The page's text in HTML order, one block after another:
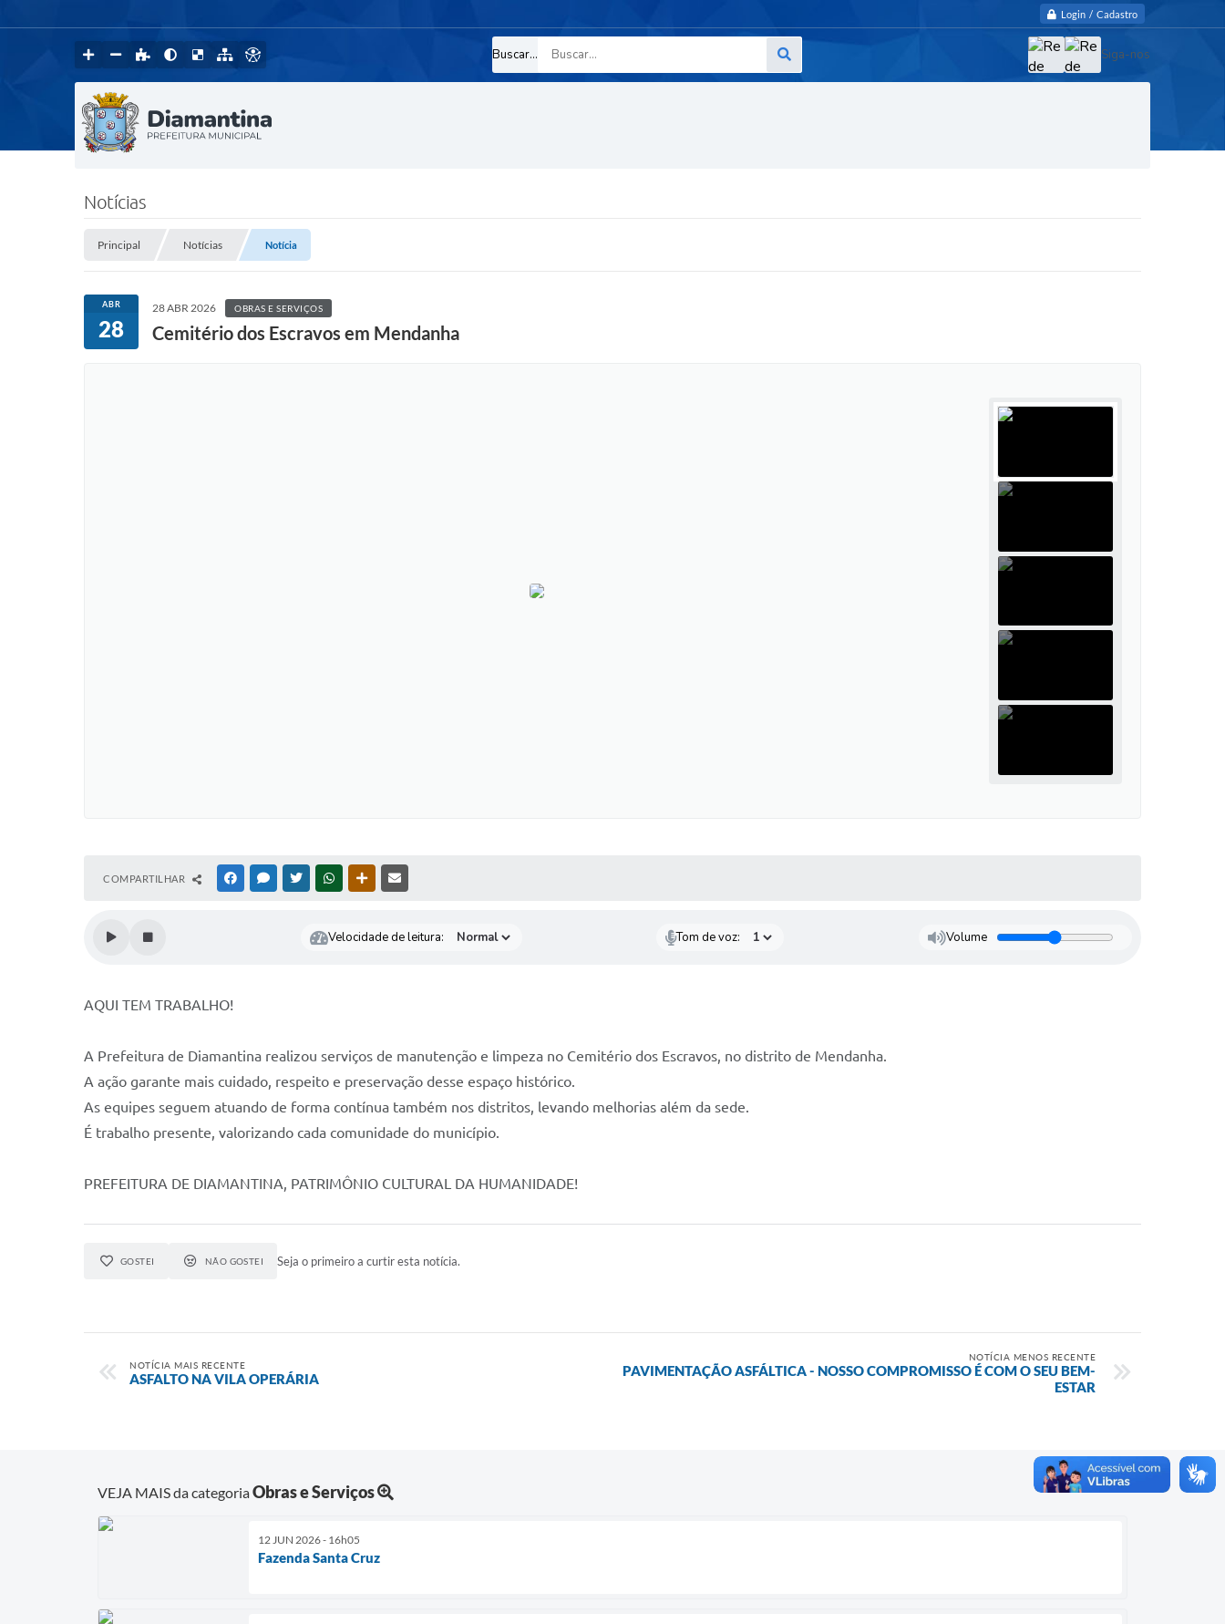
Login / Cadastro
Buscar... Siga-nos
Notícias
Principal Notícias Notícia
ABR
28
28 ABR 2026 OBRAS E SERVIÇOS
Cemitério dos Escravos em Mendanha
COMPARTILHAR FACEBOOKMESSENGER
TWITTERWHATSAPPOUTRAS MÍDIAS
Velocidade de leitura: Tom de voz: Volume
AQUI TEM TRABALHO!
A Prefeitura de Diamantina realizou serviços de manutenção e limpeza no Cemitério dos Escravos, no distrito de Mendanha.
A ação garante mais cuidado, respeito e preservação desse espaço histórico.
As equipes seguem atuando de forma contínua também nos distritos, levando melhorias além da sede.
É trabalho presente, valorizando cada comunidade do município.
PREFEITURA DE DIAMANTINA, PATRIMÔNIO CULTURAL DA HUMANIDADE!
GOSTEI NÃO GOSTEI Seja o primeiro a curtir esta notícia.
NOTÍCIA MAIS RECENTE
ASFALTO NA VILA OPERÁRIA
NOTÍCIA MENOS RECENTE
PAVIMENTAÇÃO ASFÁLTICA - NOSSO COMPROMISSO É COM O SEU BEM-
ESTAR
VEJA MAIS da categoriaObras e Serviços
12 JUN 2026 - 16h05
Fazenda Santa Cruz